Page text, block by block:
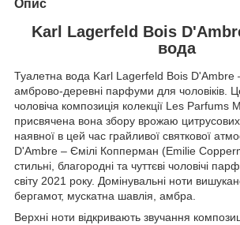
Опис
Karl Lagerfeld Bois
вода
Туалетна вода Karl Lagerfeld Bois D'Ambre
амброво-деревні парфуми для чоловіків.
чоловіча композиція колекції Les Parfums
присвячена вона збору врожаю цитрусових
наявної в цей час грайливої святкової
D'Ambre – Ємілі Копперман (Emilie
стильні, благородні та чуттєві чоловічі
світу 2021 року. Домінувальні ноти
бергамот, мускатна шавлія, амбра.
Верхні ноти відкривають звучання